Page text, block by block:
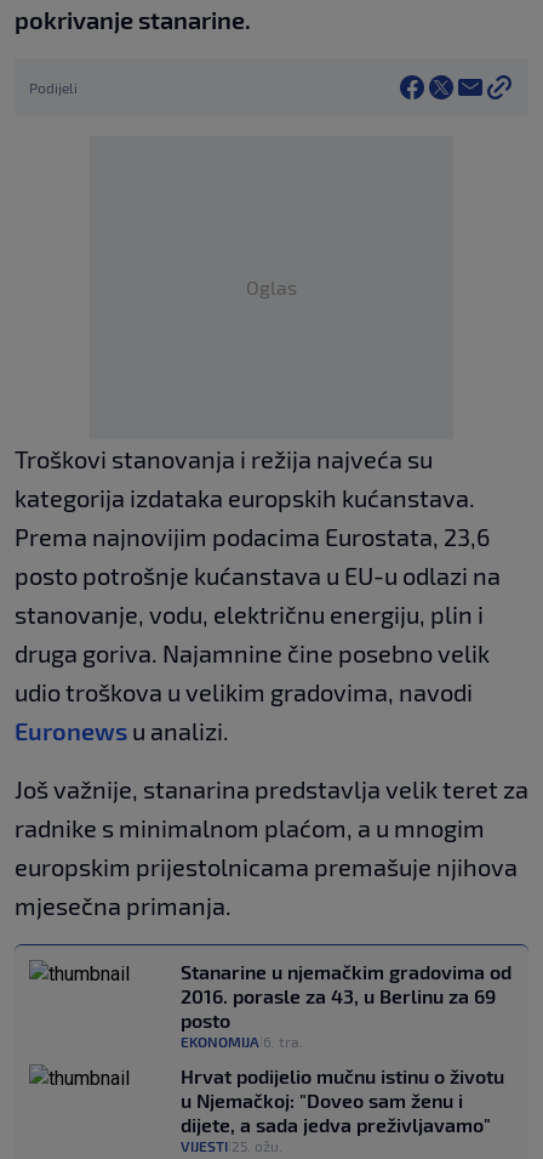
pokrivanje stanarine.
Podijeli
Oglas
Troškovi stanovanja i režija najveća su
kategorija izdataka europskih kućanstava.
Prema najnovijim podacima Eurostata, 23,6
posto potrošnje kućanstava u EU-u odlazi na
stanovanje, vodu, električnu energiju, plin i
druga goriva. Najamnine čine posebno velik
udio troškova u velikim gradovima, navodi
Euronews u analizi.
Još važnije, stanarina predstavlja velik teret za
radnike s minimalnom plaćom, a u mnogim
europskim prijestolnicama premašuje njihova
mjesečna primanja.
Stanarine u njemačkim gradovima od
2016. porasle za 43, u Berlinu za 69
posto
EKONOMIJA 6. tra.
Hrvat podijelio mučnu istinu o životu
u Njemačkoj: "Doveo sam ženu i
dijete, a sada jedva preživljavamo"
VIJESTI 25. ožu.